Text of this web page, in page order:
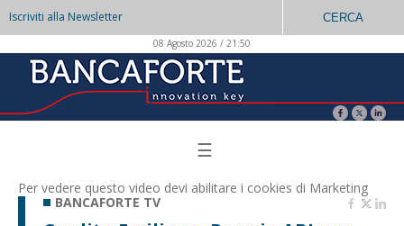
Iscriviti alla Newsletter CERCA
08 Agosto 2026 / 21:50
☰
Per vedere questo video devi abilitare i cookies di Marketing
BANCAFORTE TV